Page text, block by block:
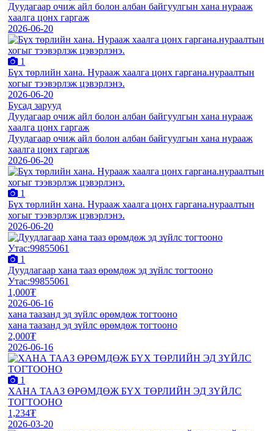
Дуудагаар очиж айл болон албан байгуулгын хана нурааж
хаалга цонх гаргаж
2026-06-20
1
Бүх төрлийн хана. Нурааж хаалга цонх гаргана.нураалтын
хогыг тээвэрлэж цэвэрлэнэ.
2026-06-20
Бусад зарууд
Дуудагаар очиж айл болон албан байгуулгын хана нурааж
хаалга цонх гаргаж
Дуудагаар очиж айл болон албан байгуулгын хана нурааж
хаалга цонх гаргаж
2026-06-20
1
Бүх төрлийн хана. Нурааж хаалга цонх гаргана.нураалтын
хогыг тээвэрлэж цэвэрлэнэ.
2026-06-20
1
Дуудлагаар хана тааз өрөмдөж эд зүйлс тогтооно
Утас:99855061
1,000₮
2026-06-16
хана таазанд эд зүйлс өрөмдөж тогтооно
хана таазанд эд зүйлс өрөмдөж тогтооно
2,000₮
2026-06-16
1
ХАНА ТААЗ ӨРӨМДӨЖ БҮХ ТӨРЛИЙН ЭД ЗҮЙЛС
ТОГТООНО
1,234₮
2026-03-20